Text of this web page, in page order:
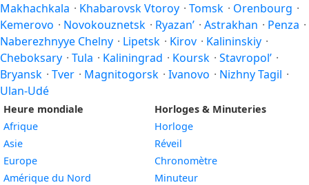
Makhachkala · Khabarovsk Vtoroy · Tomsk · Orenbourg ·
Kemerovo · Novokouznetsk · Ryazan’ · Astrakhan · Penza ·
Naberezhnyye Chelny · Lipetsk · Kirov · Kalininskiy ·
Cheboksary · Tula · Kaliningrad · Koursk · Stavropol’ ·
Bryansk · Tver · Magnitogorsk · Ivanovo · Nizhny Tagil ·
Ulan-Udé
Heure mondiale
Afrique
Asie
Europe
Amérique du Nord
Horloges & Minuteries
Horloge
Réveil
Chronomètre
Minuteur